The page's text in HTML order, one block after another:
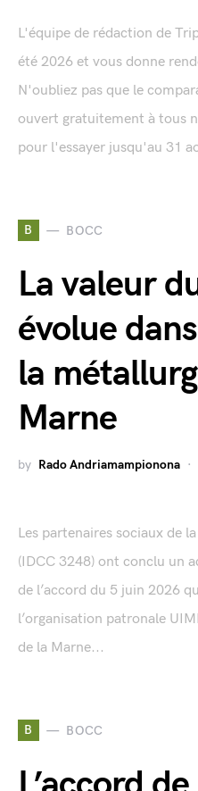
L'équipe de rédaction de
été 2026 et vous donne
N'oubliez pas que le
ouvert gratuitement à tous
pour l'essayer jusqu'au 31
B BOCC
La valeur
évolue
la
Marne
by Rado Andriamampionona
Les partenaires sociaux de
(IDCC 3248) ont conclu un
de l’accord du 5 juin 2026
l’organisation patronale
de la Marne...
B BOCC